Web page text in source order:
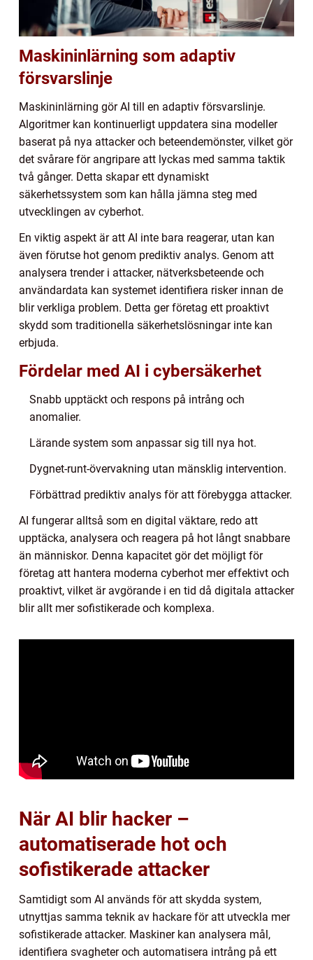
Maskininlärning som adaptiv
försvarslinje
Maskininlärning gör AI till en adaptiv försvarslinje.
Algoritmer kan kontinuerligt uppdatera sina modeller
baserat på nya attacker och beteendemönster, vilket gör
det svårare för angripare att lyckas med samma taktik
två gånger. Detta skapar ett dynamiskt
säkerhetssystem som kan hålla jämna steg med
utvecklingen av cyberhot.
En viktig aspekt är att AI inte bara reagerar, utan kan
även förutse hot genom prediktiv analys. Genom att
analysera trender i attacker, nätverksbeteende och
användardata kan systemet identifiera risker innan de
blir verkliga problem. Detta ger företag ett proaktivt
skydd som traditionella säkerhetslösningar inte kan
erbjuda.
Fördelar med AI i cybersäkerhet
Snabb upptäckt och respons på intrång och
anomalier.
Lärande system som anpassar sig till nya hot.
Dygnet-runt-övervakning utan mänsklig intervention.
Förbättrad prediktiv analys för att förebygga attacker.
AI fungerar alltså som en digital väktare, redo att
upptäcka, analysera och reagera på hot långt snabbare
än människor. Denna kapacitet gör det möjligt för
företag att hantera moderna cyberhot mer effektivt och
proaktivt, vilket är avgörande i en tid då digitala attacker
blir allt mer sofistikerade och komplexa.
När AI blir hacker –
automatiserade hot och
sofistikerade attacker
Samtidigt som AI används för att skydda system,
utnyttjas samma teknik av hackare för att utveckla mer
sofistikerade attacker. Maskiner kan analysera mål,
identifiera svagheter och automatisera intrång på ett